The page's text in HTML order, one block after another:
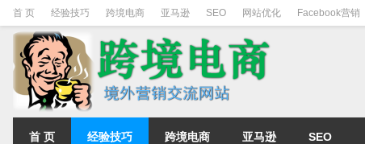
首 页 经验技巧 跨境电商 亚马逊 SEO 网站优化 Facebook营销
首 页 经验技巧 跨境电商 亚马逊 SEO